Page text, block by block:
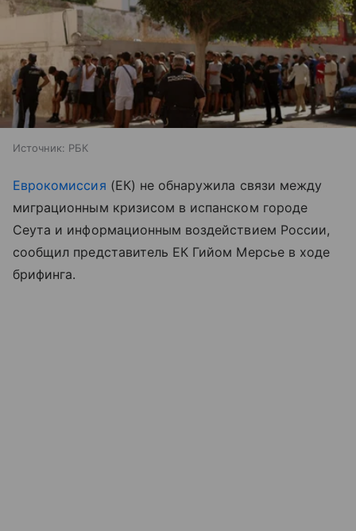
Источник: РБК
Еврокомиссия (ЕК) не обнаружила связи между
миграционным кризисом в испанском городе
Сеута и информационным воздействием России,
сообщил представитель ЕК Гийом Мерсье в ходе
брифинга.